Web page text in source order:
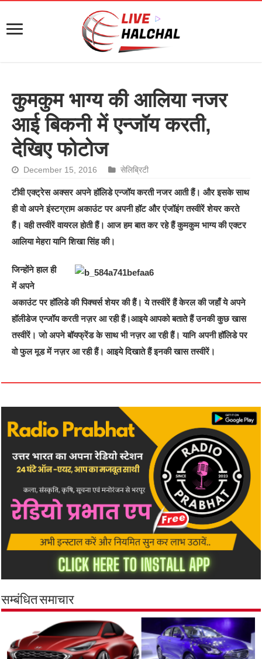
कुमकुम भाग्य की आलिया नजर
आई बिकनी में एन्जॉय करती,
देखिए फोटोज
December 15, 2016 सेलिब्रिटी
टीवी एक्ट्रेस अक्सर अपने हॉलिडे एन्जॉय करती नजर आती हैं। और इसके साथ
ही वो अपने इंस्टग्राम अकाउंट पर अपनी हॉट और एंजॉइंग तस्वीरें शेयर करते
हैं। वही तस्वीरें वायरल होती हैं। आज हम बात कर रहे हैं कुमकुम भाग्य की एक्टर
आलिया मेहरा यानि शिखा सिंह की।
जिन्होंने हाल ही
में अपने
अकाउंट पर हॉलिडे की पिक्चर्स शेयर की हैं। ये तस्वीरें हैं केरल की जहाँ ये अपने
हॉलीडेज एन्जॉय करती नज़र आ रही हैं।आइये आपको बताते हैं उनकी कुछ खास
तस्वीरें। जो अपने बॉयफ्रेंड के साथ भी नज़र आ रही हैं। यानि अपनी हॉलिडे पर
वो फुल मूड में नज़र आ रही हैं। आइये दिखाते हैं इनकी खास तस्वीरें।
सम्बंधित समाचार